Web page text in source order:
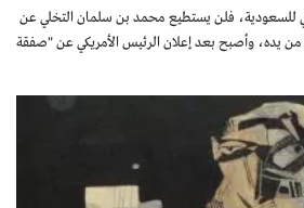
للسعودية، فلن يستطيع محمد بن سلمان التخلي عن
يده، وأصبح بعد إعلان الرئيس الأمريكي عن "صفقة